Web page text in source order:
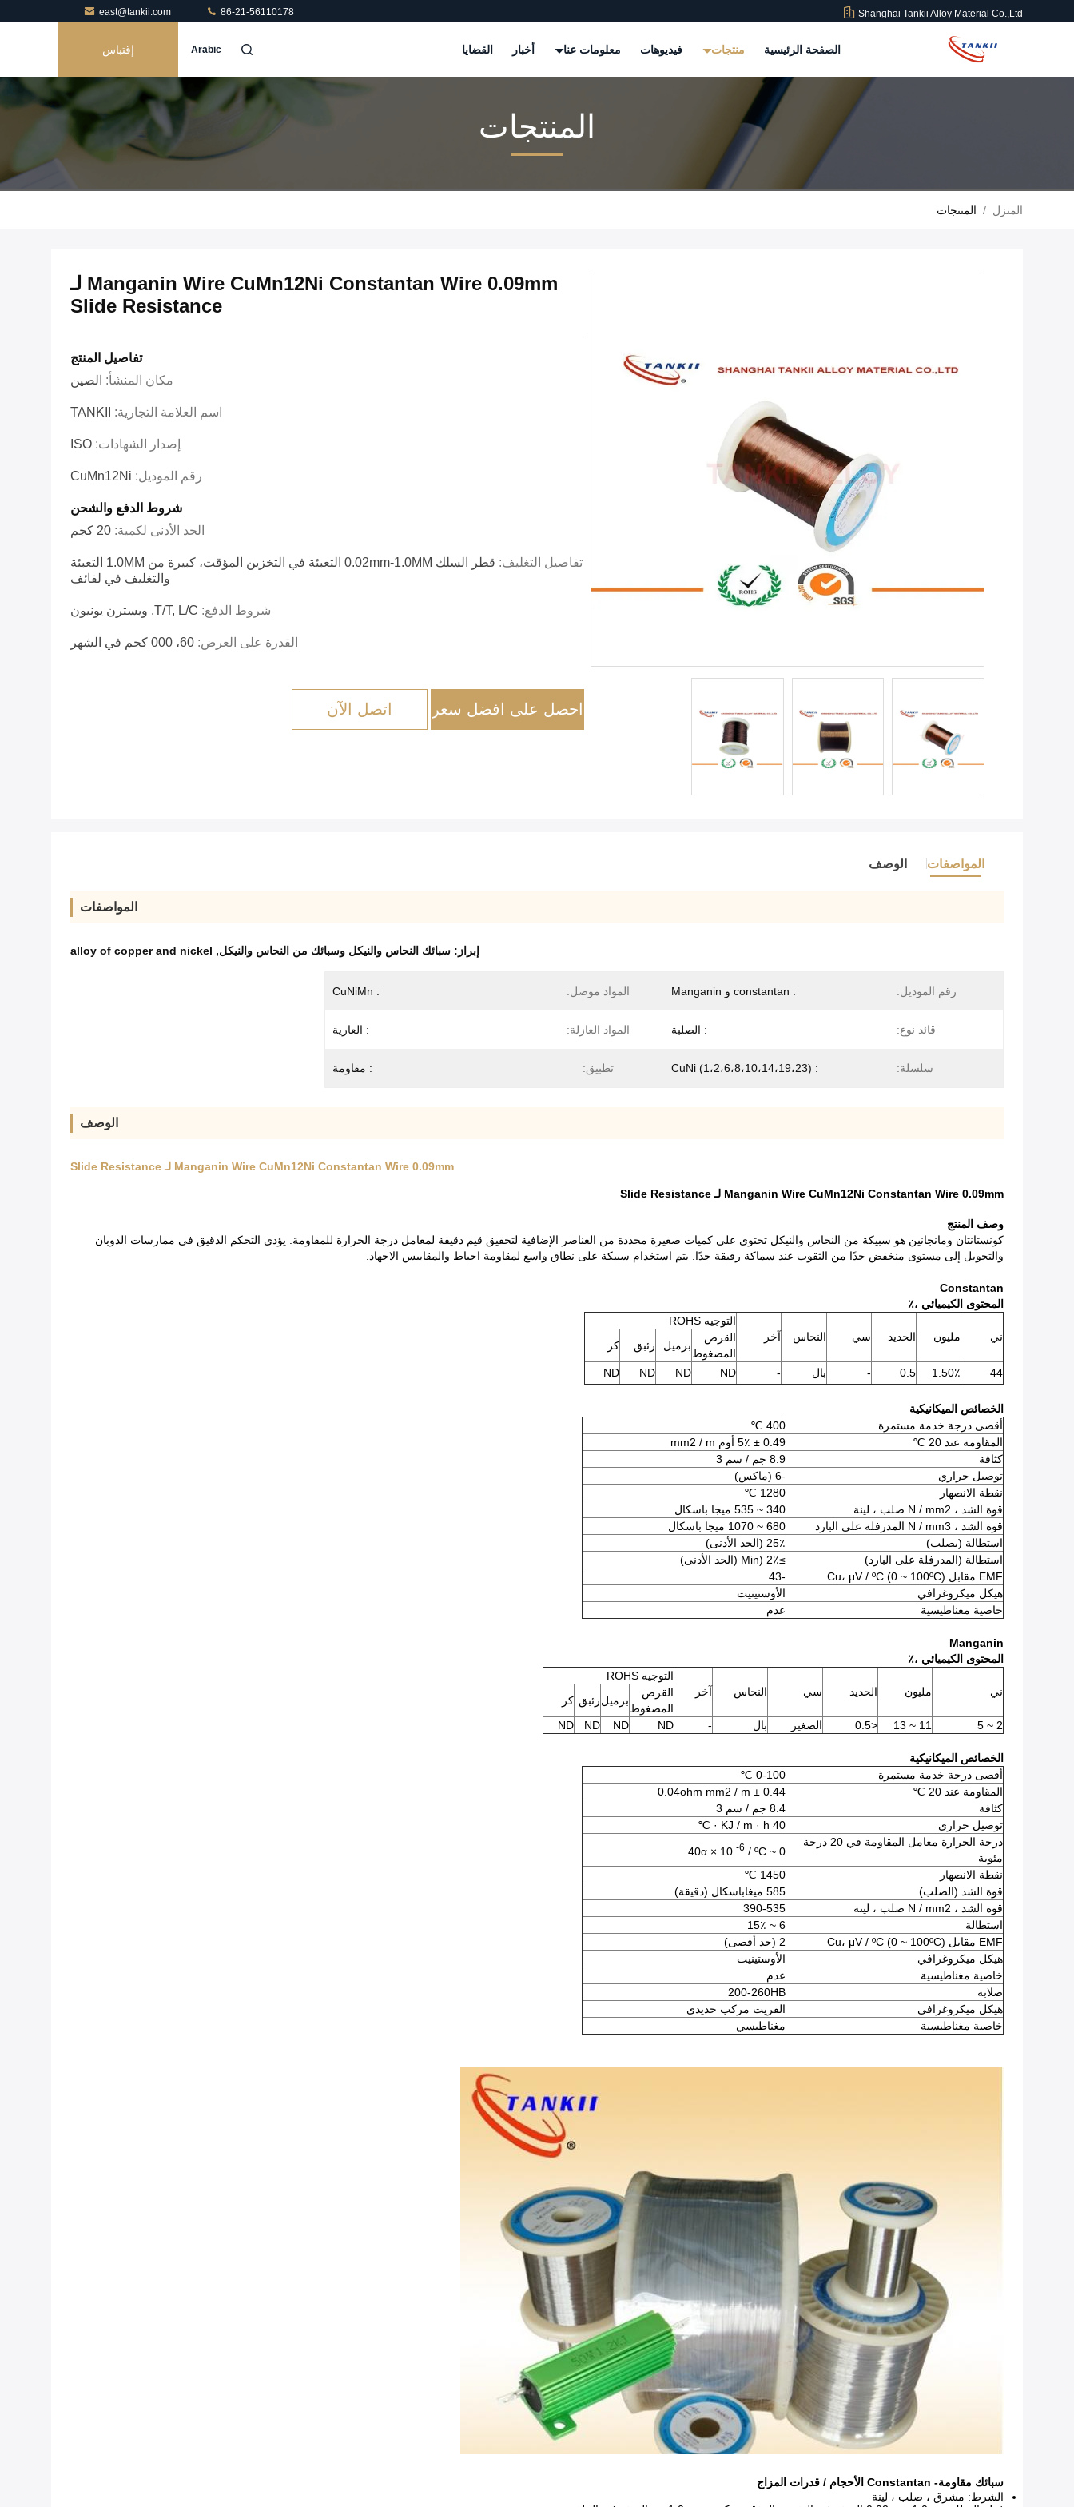
Shanghai Tankii Alloy Material Co.,Ltd
east@tankii.com 86-21-56110178
الصفحة الرئيسية منتجات فيديوهات معلومات عنا أخبار القضايا Arabic إقتباس
المنتجات
المنزل / المنتجات
Manganin Wire CuMn12Ni Constantan Wire 0.09mm لـ
Slide Resistance
تفاصيل المنتج
مكان المنشأ: الصين
اسم العلامة التجارية: TANKII
إصدار الشهادات: ISO
رقم الموديل: CuMn12Ni
شروط الدفع والشحن
الحد الأدنى لكمية: 20 كجم
تفاصيل التغليف:
قطر السلك 0.02mm-1.0MM التعبئة في التخزين المؤقت، كبيرة من 1.0MM التعبئة
والتغليف في لفائف
شروط الدفع: T/T, L/C, ويسترن يونيون
القدرة على العرض: 60، 000 كجم في الشهر
احصل على افضل سعر اتصل الآن
المواصفات الوصف
المواصفات
إبراز: سبائك النحاس والنيكل وسبائك من النحاس والنيكل,
alloy of copper and nickel
رقم الموديل: : constantan و Manganin المواد موصل: : CuNiMn
قائد نوع: : الصلبة المواد العازلة: : العارية
سلسلة: : CuNi (1،2،6،8،10،14،19،23) تطبيق: : مقاومة
الوصف
Manganin Wire CuMn12Ni Constantan Wire 0.09mm لـ Slide Resistance
Manganin Wire CuMn12Ni Constantan Wire 0.09mm لـ Slide Resistance
وصف المنتج
كونستانتان ومانجانين هو سبيكة من النحاس والنيكل تحتوي على كميات صغيرة محددة من العناصر الإضافية لتحقيق قيم دقيقة لمعامل درجة الحرارة للمقاومة. يؤدي التحكم الدقيق في ممارسات الذوبان
والتحويل إلى مستوى منخفض جدًا من الثقوب عند سماكة رقيقة جدًا. يتم استخدام سبيكة على نطاق واسع لمقاومة احباط والمقاييس الاجهاد.
Constantan
المحتوى الكيميائي ،٪
ني مليون الحديد سي النحاس آخر
التوجيه ROHS
القرص
المضغوط
برميل زئبق كر
44 1.50٪ 0.5
- بال -
ND
ND
ND
ND
الخصائص الميكانيكية
أقصى درجة خدمة مستمرة
400 ℃
المقاومة عند 20 ℃
0.49 ± 5٪ أوم mm2 / m
كثافة
8.9 جم / سم 3
توصيل حراري
-6 (ماكس)
نقطة الانصهار
1280 ℃
قوة الشد ، N / mm2 صلب ، لينة
340 ~ 535 ميجا باسكال
قوة الشد ، N / mm3 المدرفلة على البارد
680 ~ 1070 ميجا باسكال
استطالة (يصلب)
25٪ (الحد الأدنى)
استطالة (المدرفلة على البارد)
≥Min) 2٪ (الحد الأدنى)
EMF مقابل Cu، μV / ºC (0 ~ 100ºC)
-43
هيكل ميكروغرافي
الأوستينيت
خاصية مغناطيسية
عدم
Manganin
المحتوى الكيميائي ،٪
ني مليون الحديد سي النحاس آخر
التوجيه ROHS
القرص
المضغوط
برميلزئبق كر
2 ~ 5
11 ~ 13
<0.5 الصغير بال -
ND
ND
ND
ND
الخصائص الميكانيكية
أقصى درجة خدمة مستمرة
0-100 ℃
المقاومة عند 20 ℃
0.44 ± 0.04ohm mm2 / m
كثافة
8.4 جم / سم 3
توصيل حراري
40 KJ / m · h · ℃
درجة الحرارة معامل المقاومة في 20 درجة
مئوية
0 ~ 40α × 10
-6 / ºC
نقطة الانصهار
1450 ℃
قوة الشد (الصلب)
585 ميغاباسكال (دقيقة)
قوة الشد ، N / mm2 صلب ، لينة
390-535
استطالة
6 ~ 15٪
EMF مقابل Cu، μV / ºC (0 ~ 100ºC)
2 (حد أقصى)
هيكل ميكروغرافي
الأوستينيت
خاصية مغناطيسية
عدم
صلابة
200-260HB
هيكل ميكروغرافي
الفريت مركب حديدي
خاصية مغناطيسية
مغناطيسي
سبائك مقاومة- Constantan الأحجام / قدرات المزاج
الشرط: مشرق ، صلب ، لينة